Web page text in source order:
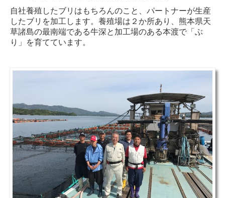
自社養殖したブリはもちろんのこと、パートナーが生産
したブリを加工します。養殖場は２か所あり、熊本県天
草諸島の最南端である牛深と加工場のある本渡で「ぶ
り」を育てています。